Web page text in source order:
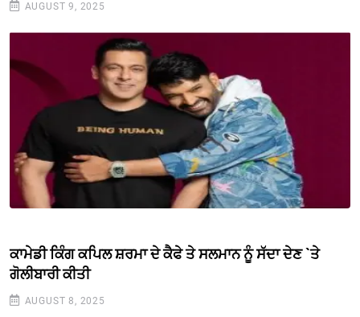
AUGUST 9, 2025
ਕਾਮੇਡੀ ਕਿੰਗ ਕਪਿਲ ਸ਼ਰਮਾ ਦੇ ਕੈਫੇ ਤੇ ਸਲਮਾਨ ਨੂੰ ਸੱਦਾ ਦੇਣ `ਤੇ
ਗੋਲੀਬਾਰੀ ਕੀਤੀ
AUGUST 8, 2025